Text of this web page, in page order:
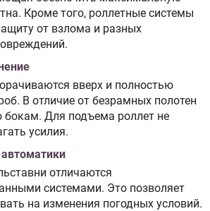
Кроме того, роллетные системы
от взлома и разных
вверх и полностью
В отличие от безрамных полотен
Для подъема роллет не
усилия.
отличаются
системами. Это позволяет
на изменения погодных условий.